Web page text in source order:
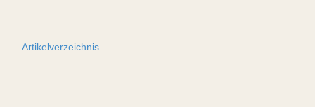
Artikelverzeichnis